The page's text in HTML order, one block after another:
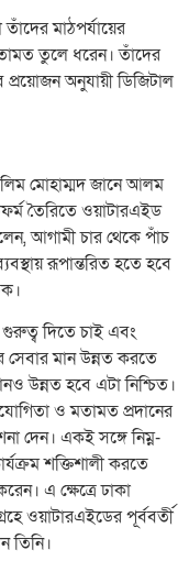
তাঁদের মাঠপর্যায়ের
তুলে ধরেন। তাঁদের
প্রয়োজন অনুযায়ী ডিজিটাল
মোহাম্মদ জানে আলম
তৈরিতে ওয়াটারএইড
আগামী চার থেকে পাঁচ
রূপান্তরিত হতে হবে
গুরুত্ব দিতে চাই এবং
সেবার মান উন্নত করতে
উন্নত হবে এটা নিশ্চিত।
ও মতামত প্রদানের
দেন। একই সঙ্গে নিম্ন-
শক্তিশালী করতে
এ ক্ষেত্রে ঢাকা
ওয়াটারএইডের পূর্ববর্তী
তিনি।